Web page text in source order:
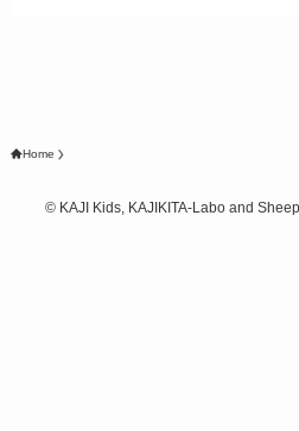
Home
©KAJI Kids, KAJIKITA-Labo and